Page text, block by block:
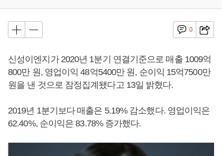
0
신성이엔지가 2020년 1분기 연결기준으로 매출 1009억
800만 원, 영업이익 48억5400만 원, 순이익 15억7500만
원을 낸 것으로 잠정집계됐다고 13일 밝혔다.
2019년 1분기보다 매출은 5.19% 감소했다. 영업이익은
62.40%, 순이익은 83.78% 증가했다.